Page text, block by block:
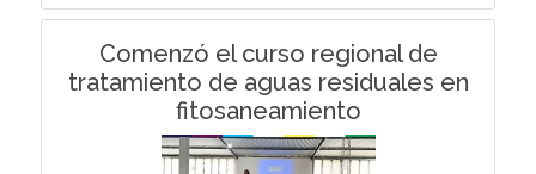
Comenzó el curso regional de
tratamiento de aguas residuales en
fitosaneamiento